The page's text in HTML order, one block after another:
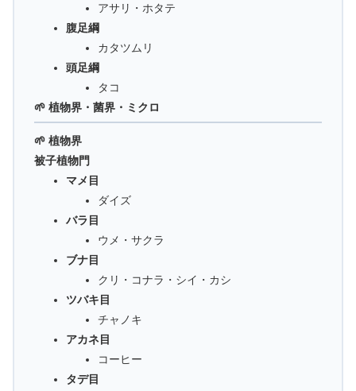
アサリ・ホタテ
腹足綱
カタツムリ
頭足綱
タコ
🌱 植物界・菌界・ミクロ
🌱 植物界
被子植物門
マメ目
ダイズ
バラ目
ウメ・サクラ
ブナ目
クリ・コナラ・シイ・カシ
ツバキ目
チャノキ
アカネ目
コーヒー
タデ目